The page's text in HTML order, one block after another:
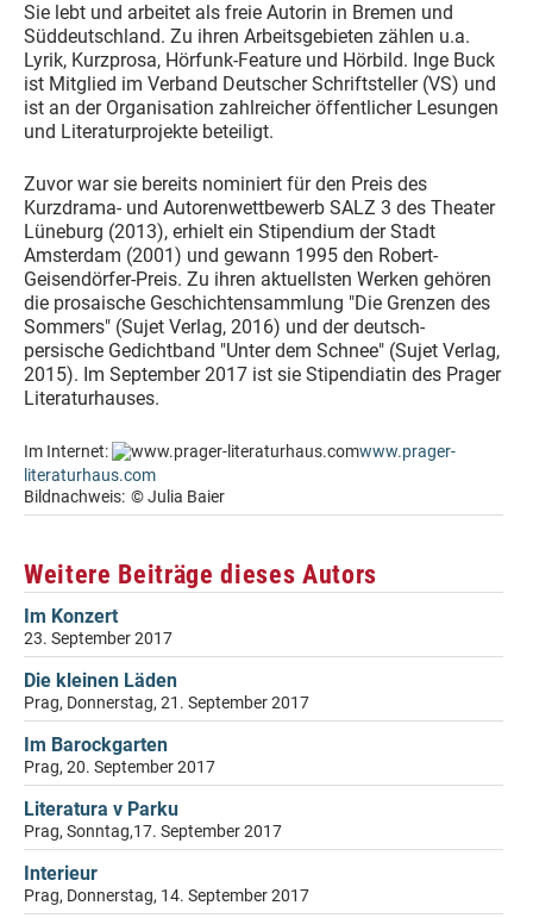
Sie lebt und arbeitet als freie Autorin in Bremen und
Süddeutschland. Zu ihren Arbeitsgebieten zählen u.a.
Lyrik, Kurzprosa, Hörfunk-Feature und Hörbild. Inge Buck
ist Mitglied im Verband Deutscher Schriftsteller (VS) und
ist an der Organisation zahlreicher öffentlicher Lesungen
und Literaturprojekte beteiligt.
Zuvor war sie bereits nominiert für den Preis des
Kurzdrama- und Autorenwettbewerb SALZ 3 des Theater
Lüneburg (2013), erhielt ein Stipendium der Stadt
Amsterdam (2001) und gewann 1995 den Robert-
Geisendörfer-Preis. Zu ihren aktuellsten Werken gehören
die prosaische Geschichtensammlung "Die Grenzen des
Sommers" (Sujet Verlag, 2016) und der deutsch-
persische Gedichtband "Unter dem Schnee" (Sujet Verlag,
2015). Im September 2017 ist sie Stipendiatin des Prager
Literaturhauses.
Im Internet:
www.prager-
literaturhaus.com
Bildnachweis: © Julia Baier
Weitere Beiträge dieses Autors
Im Konzert
23. September 2017
Die kleinen Läden
Prag, Donnerstag, 21. September 2017
Im Barockgarten
Prag, 20. September 2017
Literatura v Parku
Prag, Sonntag,17. September 2017
Interieur
Prag, Donnerstag, 14. September 2017